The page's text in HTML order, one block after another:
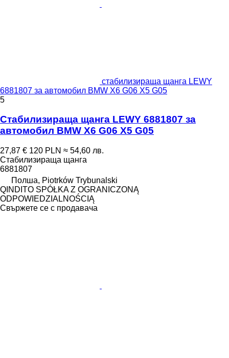
стабилизираща щанга LEWY
6881807 за автомобил BMW X6 G06 X5 G05
5
Стабилизираща щанга LEWY 6881807 за
автомобил BMW X6 G06 X5 G05
27,87 € 120 PLN ≈ 54,60 лв.
Стабилизираща щанга
6881807
Полша, Piotrków Trybunalski
QINDITO SPÓŁKA Z OGRANICZONĄ
ODPOWIEDZIALNOŚCIĄ
Свържете се с продавача